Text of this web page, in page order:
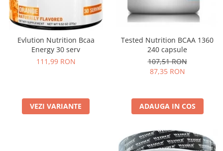
Evlution Nutrition Bcaa
Energy 30 serv
111,99 RON
VEZI VARIANTE
Tested Nutrition BCAA 1360
240 capsule
107,51 RON
87,35 RON
ADAUGA IN COS